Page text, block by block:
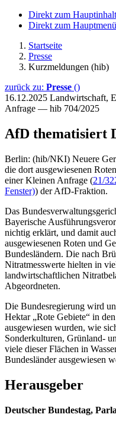
Direkt zum
Direkt zum
Startseite
Presse
Kurzmeldungen (hib)
zurück zu: Presse ()
16.12.2025 Landwirtschaft,
Anfrage — hib 704/2025
AfD thematisiert
Berlin: (hib/NKI) Neuere
die dort ausgewiesenen
einer Kleinen Anfrage (21/
Fenster)) der AfD-Fraktion.
Das
Bayerische
nichtig erklärt, und damit
ausgewiesenen Roten und
Bundesländern. Die nach
Nitratmesswerte hielten in
landwirtschaftlichen
Abgeordneten.
Die Bundesregierung wird
Hektar „Rote Gebiete“ in
ausgewiesen wurden, wie
Sonderkulturen, Grünland-
viele dieser Flächen in
Bundesländer ausgewiesen
Herausgeber
Deutscher Bundestag,